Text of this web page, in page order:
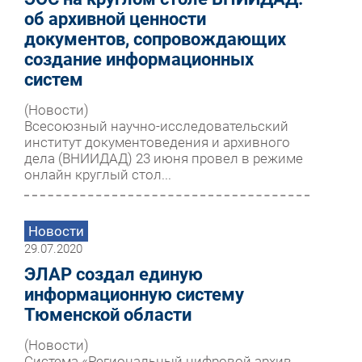
об архивной ценности
документов, сопровождающих
создание информационных
систем
(Новости)
Всесоюзный научно-исследовательский
институт документоведения и архивного
дела (ВНИИДАД) 23 июня провел в режиме
онлайн круглый стол...
Новости
29.07.2020
ЭЛАР создал единую
информационную систему
Тюменской области
(Новости)